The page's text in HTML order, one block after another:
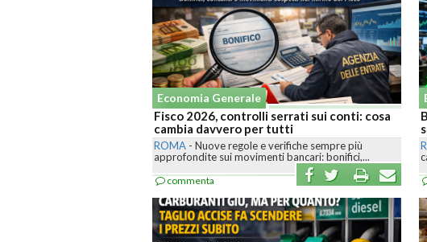
Economia Generale
Fisco 2026, controlli serrati sui conti: cosa
cambia davvero per tutti
ROMA - Nuove regole e verifiche sempre più
approfondite sui movimenti bancari: bonifici,...
commenta